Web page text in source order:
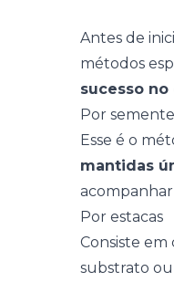
Antes de
métodos
sucesso
Por
Esse é o
mantidas
Por estacas
Consiste
substrato ou